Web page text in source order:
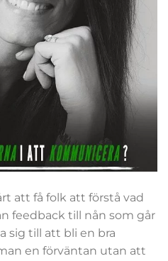
att få folk att förstå vad
feedback till nån som går
sig till att bli en bra
en förväntan utan att